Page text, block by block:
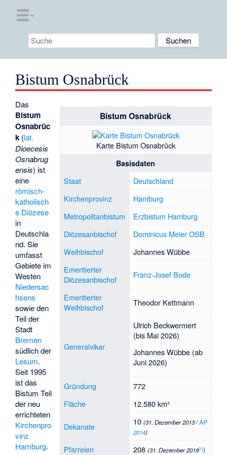
Bistum Osnabrück
Bistum Osnabrück
Karte Bistum Osnabrück
Basisdaten
Staat
Deutschland
Kirchenprovinz
Hamburg
Metropolitanbistum
Erzbistum Hamburg
Diözesanbischof
Dominicus MeierOSB
Weihbischof
Johannes Wübbe
Emeritierter
Diözesanbischof
Franz-Josef Bode
Emeritierter
Weihbischof
Theodor Kettmann
Generalvikar
Ulrich Beckwermert
(bis Mai 2026)
Johannes Wübbe(ab
Juni 2026)
Gründung
772
Fläche
12.580 km²
Dekanate 10 (31. Dezember 2013 /AP
2014)
Pfarreien 208 (31. Dezember 2018[1])
Das
Bistum
Osnabrüc
k (lat.
Dioecesis
Osnabrug
ensis) ist
eine
römisch-
katholisch
e Diözese
in
Deutschla
nd. Sie
umfasst
Gebiete im
Westen
Niedersac
hsens
sowie den
Teil der
Stadt
Bremen
südlich der
Lesum.
Seit 1995
ist das
Bistum Teil
der neu
errichteten
Kirchenpro
vinz
Hamburg.